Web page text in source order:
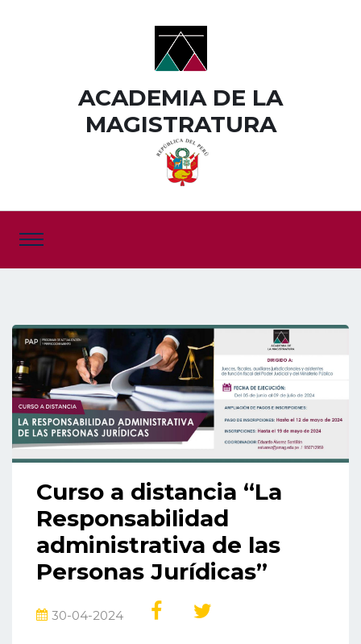
ACADEMIA DE LA
MAGISTRATURA
Curso a distancia “La
Responsabilidad
administrativa de las
Personas Jurídicas”
30-04-2024